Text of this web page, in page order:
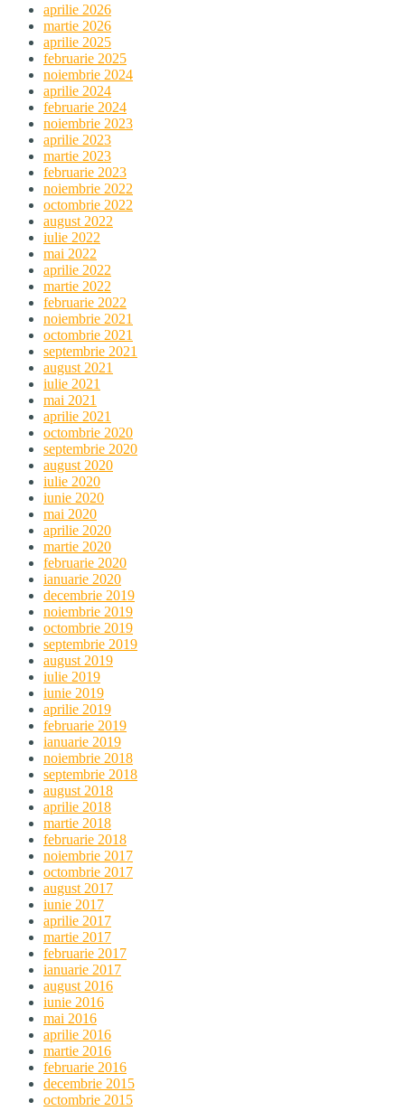
aprilie 2026
martie 2026
aprilie 2025
februarie 2025
noiembrie 2024
aprilie 2024
februarie 2024
noiembrie 2023
aprilie 2023
martie 2023
februarie 2023
noiembrie 2022
octombrie 2022
august 2022
iulie 2022
mai 2022
aprilie 2022
martie 2022
februarie 2022
noiembrie 2021
octombrie 2021
septembrie 2021
august 2021
iulie 2021
mai 2021
aprilie 2021
octombrie 2020
septembrie 2020
august 2020
iulie 2020
iunie 2020
mai 2020
aprilie 2020
martie 2020
februarie 2020
ianuarie 2020
decembrie 2019
noiembrie 2019
octombrie 2019
septembrie 2019
august 2019
iulie 2019
iunie 2019
aprilie 2019
februarie 2019
ianuarie 2019
noiembrie 2018
septembrie 2018
august 2018
aprilie 2018
martie 2018
februarie 2018
noiembrie 2017
octombrie 2017
august 2017
iunie 2017
aprilie 2017
martie 2017
februarie 2017
ianuarie 2017
august 2016
iunie 2016
mai 2016
aprilie 2016
martie 2016
februarie 2016
decembrie 2015
octombrie 2015